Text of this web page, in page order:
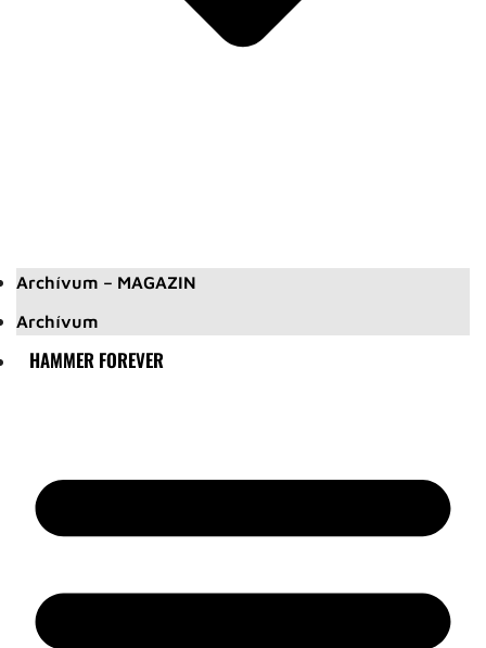
Archívum – MAGAZIN
Archívum
HAMMER FOREVER